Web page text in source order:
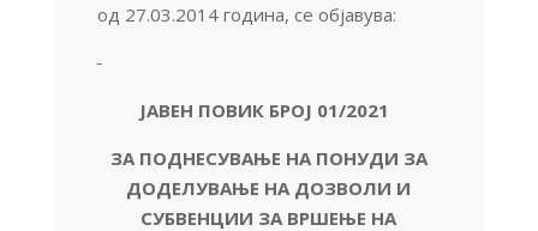
од 27.03.2014 година, се објавува:
ЈАВЕН ПОВИК БРОЈ 01/2021
ЗА ПОДНЕСУВАЊЕ НА ПОНУДИ ЗА
ДОДЕЛУВАЊЕ НА ДОЗВОЛИ И
СУБВЕНЦИИ ЗА ВРШЕЊЕ НА